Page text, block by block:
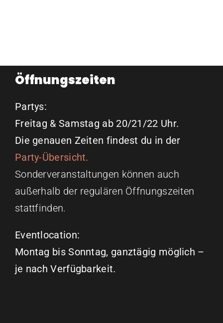
Öffnungszeiten
Partys:
Freitag & Samstag ab 20/21/22 Uhr.
Die genauen Zeiten findest du in der
Party-Übersicht.
Sonderveranstaltungen können auch
außerhalb der regulären Öffnungszeiten
stattfinden.
Eventlocation:
Montag bis Sonntag, ganztägig möglich –
je nach Verfügbarkeit.